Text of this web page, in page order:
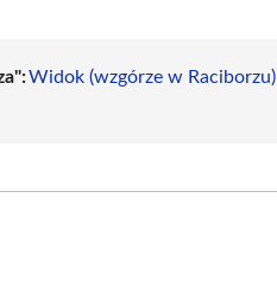
Widok (wzgórze w Raciborzu)